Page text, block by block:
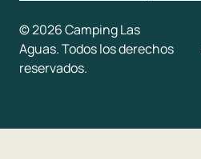
© 2026 Camping Las
Aguas. Todos los derechos
reservados.